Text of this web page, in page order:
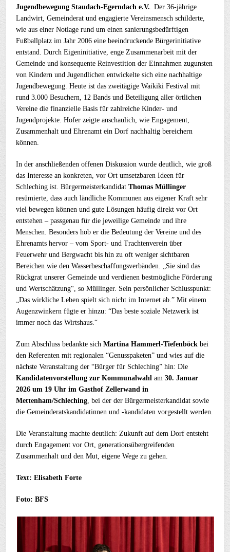
Jugendbewegung Staudach-Egerndach e.V. . Der 36-jährige
Landwirt, Gemeinderat und engagierte Vereinsmensch schilderte,
wie aus einer Notlage rund um einen sanierungsbedürftigen
Fußballplatz im Jahr 2006 eine beeindruckende Bürgerinitiative
entstand. Durch Eigeninitiative, enge Zusammenarbeit mit der
Gemeinde und konsequente Reinvestition der Einnahmen zugunsten
von Kindern und Jugendlichen entwickelte sich eine nachhaltige
Jugendbewegung. Heute ist das zweitägige Waikiki Festival mit
rund 3.000 Besuchern, 12 Bands und Beteiligung aller örtlichen
Vereine die finanzielle Basis für zahlreiche Kinder- und
Jugendprojekte. Hofer zeigte anschaulich, wie Engagement,
Zusammenhalt und Ehrenamt ein Dorf nachhaltig bereichern
können.
In der anschließenden offenen Diskussion wurde deutlich, wie groß
das Interesse an konkreten, vor Ort umsetzbaren Ideen für
Schleching ist. BürgermeisterkandidatThomas Müllinger
resümierte, dass auch ländliche Kommunen aus eigener Kraft sehr
viel bewegen können und gute Lösungen häufig direkt vor Ort
entstehen – passgenau für die jeweilige Gemeinde und ihre
Menschen. Besonders hob er die Bedeutung der Vereine und des
Ehrenamts hervor – vom Sport- und Trachtenverein über
Feuerwehr und Bergwacht bis hin zu oft weniger sichtbaren
Bereichen wie den Wasserbeschaffungsverbänden. „Sie sind das
Rückgrat unserer Gemeinde und verdienen bestmögliche Förderung
und Wertschätzung“, so Müllinger. Sein persönlicher Schlusspunkt:
„Das wirkliche Leben spielt sich nicht im Internet ab.” Mit einem
Augenzwinkern fügte er hinzu: “Das beste soziale Netzwerk ist
immer noch das Wirtshaus.“
Zum Abschluss bedankte sichMartina Hammerl-Tiefenböck bei
den Referenten mit regionalen “Genusspaketen” und wies auf die
nächste Veranstaltung der “Bürger für Schleching” hin: Die
Kandidatenvorstellung zur Kommunalwahl am30. Januar
2026 um 19 Uhr im Gasthof Zellerwand in
Mettenham/Schleching , bei der der Bürgermeisterkandidat sowie
die Gemeinderatskandidatinnen und -kandidaten vorgestellt werden.
Die Veranstaltung machte deutlich: Zukunft auf dem Dorf entsteht
durch Engagement vor Ort, generationsübergreifenden
Zusammenhalt und den Mut, eigene Wege zu gehen.
Text: Elisabeth Forte
Foto: BFS